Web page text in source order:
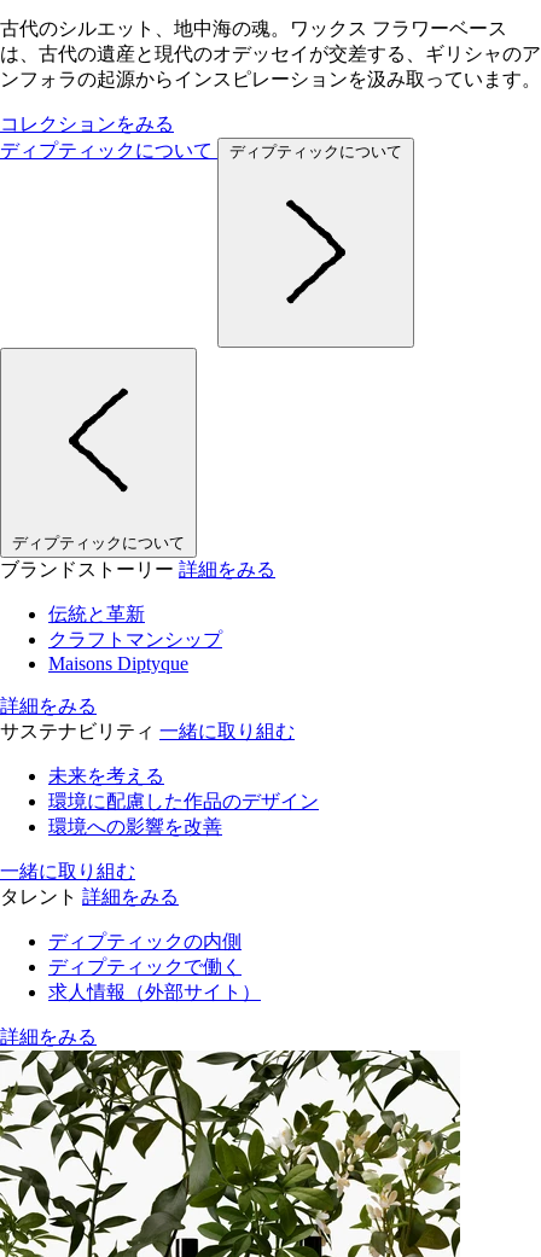
古代のシルエット、地中海の魂。ワックス フラワーベース
は、古代の遺産と現代のオデッセイが交差する、ギリシャのア
ンフォラの起源からインスピレーションを汲み取っています。
コレクションをみる
ディプティックについて
ディプティックについて
ディプティックについて
ブランドストーリー 詳細をみる
伝統と革新
クラフトマンシップ
Maisons Diptyque
詳細をみる
サステナビリティ 一緒に取り組む
未来を考える
環境に配慮した作品のデザイン
環境への影響を改善
一緒に取り組む
タレント 詳細をみる
ディプティックの内側
ディプティックで働く
求人情報（外部サイト）
詳細をみる